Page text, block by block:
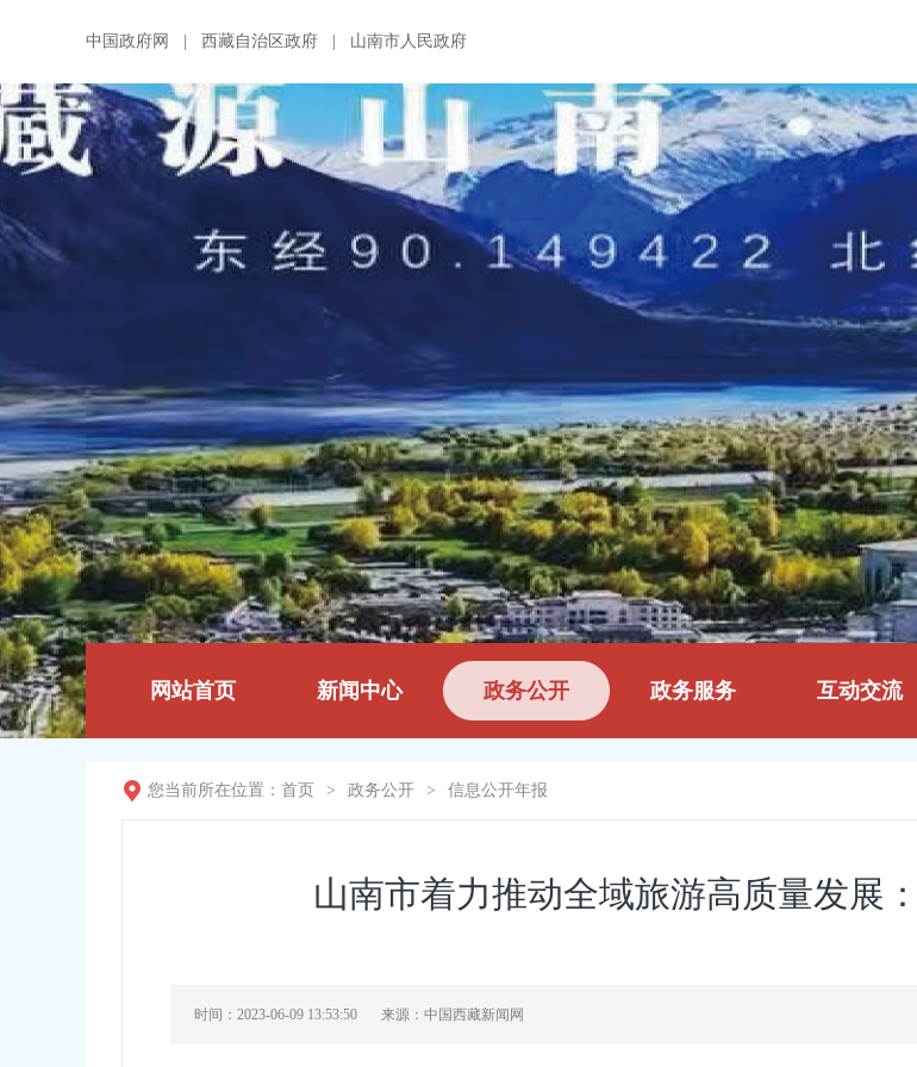
中国政府网 西藏自治区政府 山南市人民政府
网站首页 新闻中心 政务公开 政务服务 互动交流
您当前所在位置： 首页 > 政务公开 > 信息公开年报
山南市着力推动全域旅游高质量发展
时间：2023-06-09 13:53:50 来源：中国西藏新闻网